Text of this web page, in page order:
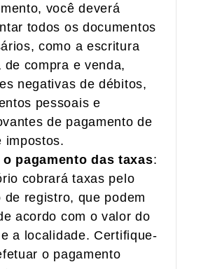
você deverá
todos os documentos
como a escritura
de compra e venda,
negativas de débitos,
pessoais e
de pagamento de
impostos.
o pagamento das taxas:
cobrará taxas pelo
de registro, que podem
acordo com o valor do
a localidade. Certifique-
o pagamento